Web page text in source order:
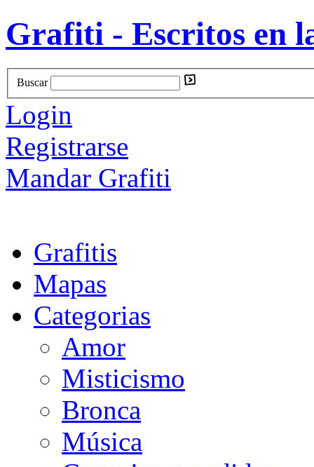
Grafiti - Escritos en
Buscar
Login
Registrarse
Mandar Grafiti
Grafitis
Mapas
Categorias
Amor
Misticismo
Bronca
Música